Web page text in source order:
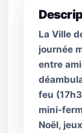
La Ville
journée
entre
feu
mini-
Noël,